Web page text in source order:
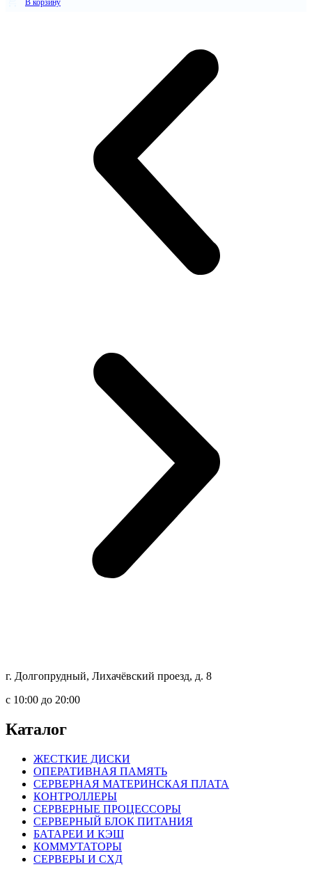
г. Долгопрудный, Лихачёвский проезд, д. 8
c 10:00 до 20:00
Каталог
ЖЕСТКИЕ ДИСКИ
ОПЕРАТИВНАЯ ПАМЯТЬ
СЕРВЕРНАЯ МАТЕРИНСКАЯ ПЛАТА
КОНТРОЛЛЕРЫ
СЕРВЕРНЫЕ ПРОЦЕССОРЫ
СЕРВЕРНЫЙ БЛОК ПИТАНИЯ
БАТАРЕИ И КЭШ
КОММУТАТОРЫ
СЕРВЕРЫ И СХД